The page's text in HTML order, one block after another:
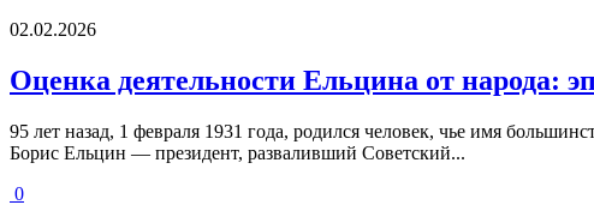
02.02.2026
Оценка деятельности Ельцина от
95 лет назад, 1 февраля 1931 года, родился человек, чье имя
Борис Ельцин — президент, разваливший Советский...
0